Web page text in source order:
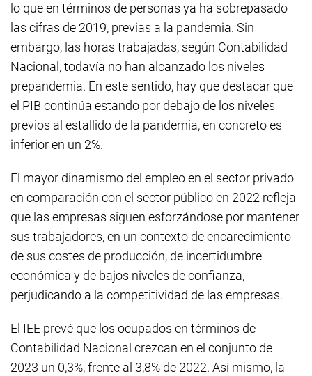
lo que en términos de personas ya ha sobrepasado
las cifras de 2019, previas a la pandemia. Sin
embargo, las horas trabajadas, según Contabilidad
Nacional, todavía no han alcanzado los niveles
prepandemia. En este sentido, hay que destacar que
el PIB continúa estando por debajo de los niveles
previos al estallido de la pandemia, en concreto es
inferior en un 2%.
El mayor dinamismo del empleo en el sector privado
en comparación con el sector público en 2022 refleja
que las empresas siguen esforzándose por mantener
sus trabajadores, en un contexto de encarecimiento
de sus costes de producción, de incertidumbre
económica y de bajos niveles de confianza,
perjudicando a la competitividad de las empresas.
El IEE prevé que los ocupados en términos de
Contabilidad Nacional crezcan en el conjunto de
2023 un 0,3%, frente al 3,8% de 2022. Así mismo, la